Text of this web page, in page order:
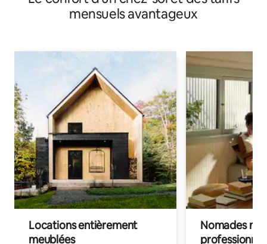
mensuels avantageux
Locations entièrement
meublées
Nomades